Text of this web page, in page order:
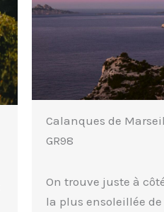
Calanques de
GR98
On trouve juste à
la plus ensoleillée